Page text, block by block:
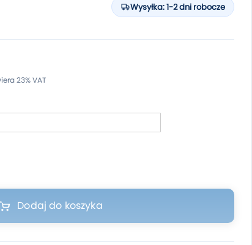
Wysyłka: 1-2 dni robocze
Dodaj do koszyka